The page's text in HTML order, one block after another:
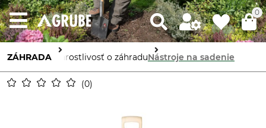
0
ZÁHRADA Starostlivosť o záhraduNástroje na sadenie
0